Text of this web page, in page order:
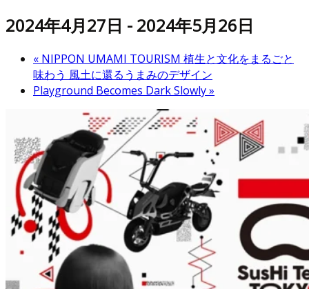
2024年4月27日 - 2024年5月26日
« NIPPON UMAMI TOURISM 植生と文化をまるごと
味わう 風土に還るうまみのデザイン
Playground Becomes Dark Slowly»